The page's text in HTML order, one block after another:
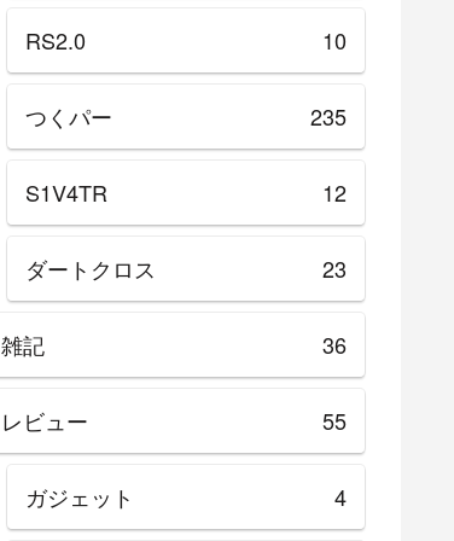
RS2.0 10
つくパー 235
S1V4TR 12
ダートクロス 23
雑記 36
レビュー 55
ガジェット 4